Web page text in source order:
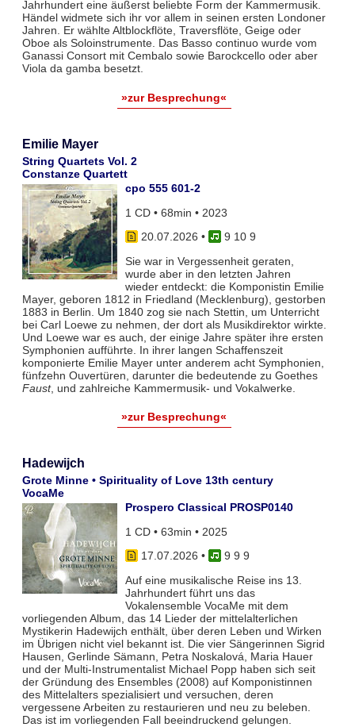
Jahrhundert eine äußerst beliebte Form der Kammermusik.
Händel widmete sich ihr vor allem in seinen ersten Londoner
Jahren. Er wählte Altblockflöte, Traversflöte, Geige oder
Oboe als Soloinstrumente. Das Basso continuo wurde vom
Ganassi Consort mit Cembalo sowie Barockcello oder aber
Viola da gamba besetzt.
»zur Besprechung«
Emilie Mayer
String Quartets Vol. 2
Constanze Quartett
cpo 555 601-2
1 CD • 68min • 2023
20.07.2026 •
9 10 9
Sie war in Vergessenheit geraten,
wurde aber in den letzten Jahren
wieder entdeckt: die Komponistin Emilie
Mayer, geboren 1812 in Friedland (Mecklenburg), gestorben
1883 in Berlin. Um 1840 zog sie nach Stettin, um Unterricht
bei Carl Loewe zu nehmen, der dort als Musikdirektor wirkte.
Und Loewe war es auch, der einige Jahre später ihre ersten
Symphonien aufführte. In ihrer langen Schaffenszeit
komponierte Emilie Mayer unter anderem acht Symphonien,
fünfzehn Ouvertüren, darunter die bedeutende zu Goethes
Faust, und zahlreiche Kammermusik- und Vokalwerke.
»zur Besprechung«
Hadewijch
Grote Minne • Spirituality of Love 13th century
VocaMe
Prospero Classical PROSP0140
1 CD • 63min • 2025
17.07.2026 •
9 9 9
Auf eine musikalische Reise ins 13.
Jahrhundert führt uns das
Vokalensemble VocaMe mit dem
vorliegenden Album, das 14 Lieder der mittelalterlichen
Mystikerin Hadewijch enthält, über deren Leben und Wirken
im Übrigen nicht viel bekannt ist. Die vier Sängerinnen Sigrid
Hausen, Gerlinde Sämann, Petra Noskalová, Maria Hauer
und der Multi-Instrumentalist Michael Popp haben sich seit
der Gründung des Ensembles (2008) auf Komponistinnen
des Mittelalters spezialisiert und versuchen, deren
vergessene Arbeiten zu restaurieren und neu zu beleben.
Das ist im vorliegenden Fall beeindruckend gelungen.